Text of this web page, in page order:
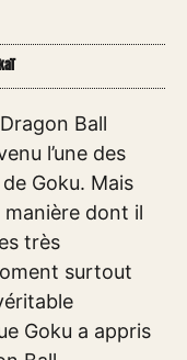
Ball
l’une des
Goku. Mais
manière dont il
très
surtout
Goku a appris